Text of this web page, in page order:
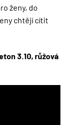
ženy, do
chtějí cítit
3.10, růžová